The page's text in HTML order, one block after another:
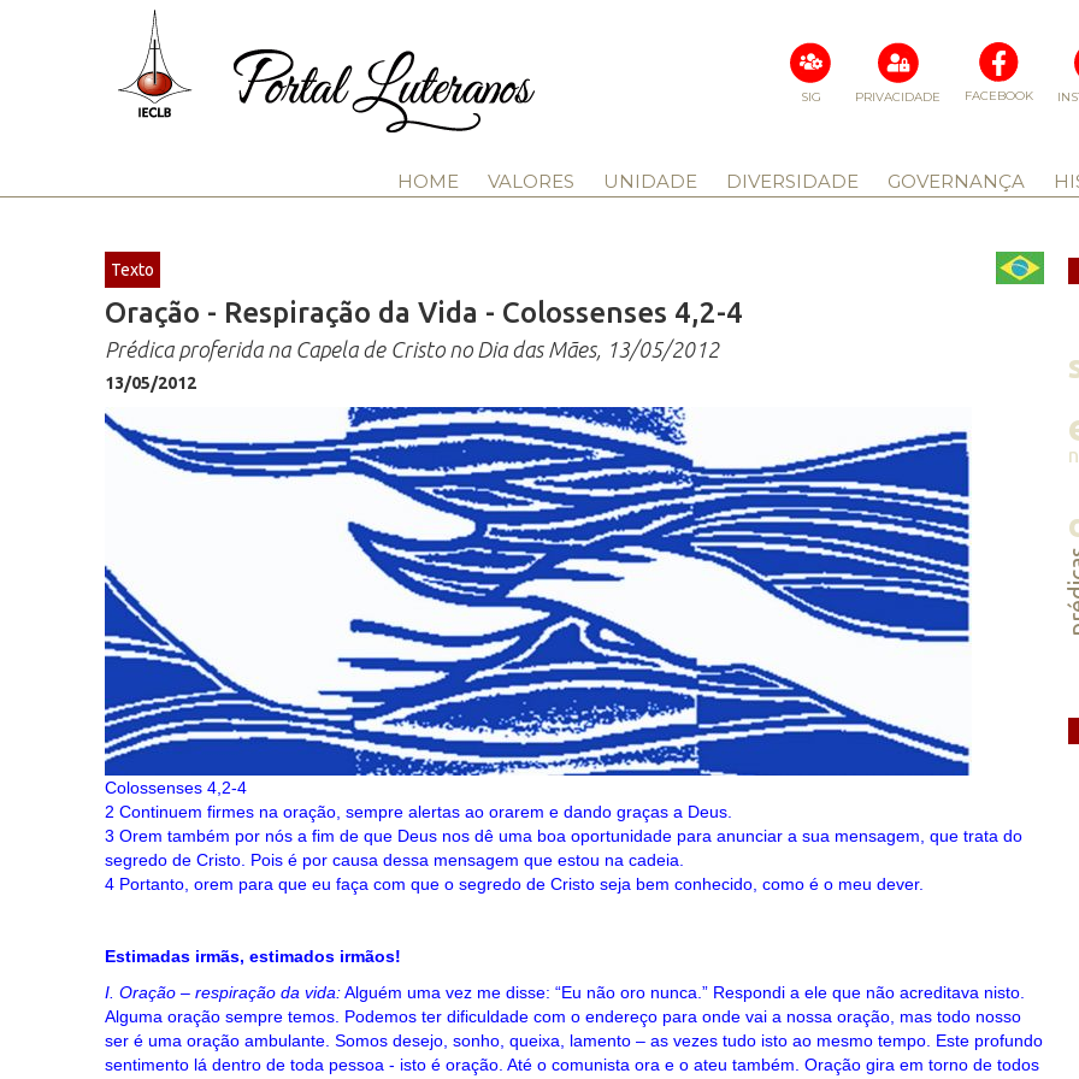
FACEBOOK
PRIVACIDADE
SIG
HOME VALORES UNIDADE DIVERSIDADE GOVERNANÇA
Texto
Oração - Respiração da Vida - Colossenses 4,2-4
Prédica proferida na Capela de Cristo no Dia das Mães, 13/05/2012
13/05/2012
Colossenses 4,2-4
2 Continuem firmes na oração, sempre alertas ao orarem e dando graças a Deus.
3 Orem também por nós a fim de que Deus nos dê uma boa oportunidade para anunciar a sua mensagem, que trata do
segredo de Cristo. Pois é por causa dessa mensagem que estou na cadeia.
4 Portanto, orem para que eu faça com que o segredo de Cristo seja bem conhecido, como é o meu dever.
Estimadas irmãs, estimados irmãos!
I. Oração – respiração da vida:Alguém uma vez me disse: “Eu não oro nunca.” Respondi a ele que não acreditava nisto.
Alguma oração sempre temos. Podemos ter dificuldade com o endereço para onde vai a nossa oração, mas todo nosso
ser é uma oração ambulante. Somos desejo, sonho, queixa, lamento – as vezes tudo isto ao mesmo tempo. Este profundo
sentimento lá dentro de toda pessoa - isto é oração. Até o comunista ora e o ateu também. Oração gira em torno de todos